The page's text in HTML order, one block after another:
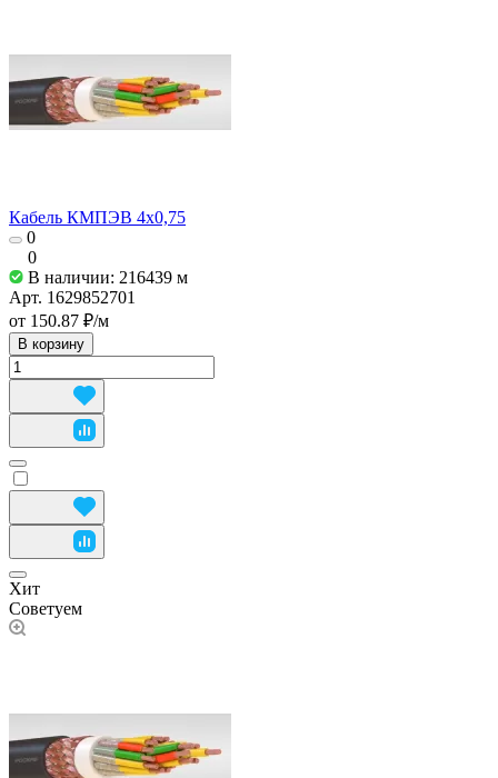
Кабель КМПЭВ 4х0,75
0
0
В наличии: 216439 м
Арт. 1629852701
от 150.87 ₽/м
В корзину
Хит
Советуем
Используем cookies для работы и удобства сайта.
Принять все Принять необходимые